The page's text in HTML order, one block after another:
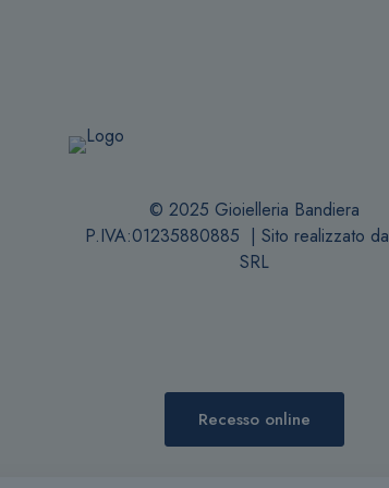
© 2025 Gioielleria Bandiera
P.IVA:01235880885 | Sito realizzato da
SRL
Recesso online